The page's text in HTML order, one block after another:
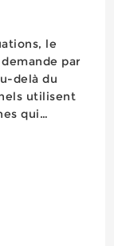
le
par
delà du
utilisent
qui